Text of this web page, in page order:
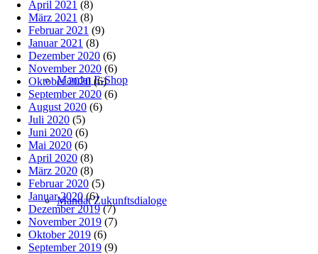
Mandat E-Shop
Mandat Zukunftsdialoge
April 2021 (8)
März 2021 (8)
Februar 2021 (9)
Januar 2021 (8)
Dezember 2020 (6)
November 2020 (6)
Oktober 2020(6)
September 2020 (6)
August 2020 (6)
Juli 2020 (5)
Juni 2020 (6)
Mai 2020 (6)
April 2020 (8)
März 2020 (8)
Februar 2020 (5)
Januar 2020(6)
Dezember 2019(7)
November 2019 (7)
Oktober 2019 (6)
September 2019 (9)